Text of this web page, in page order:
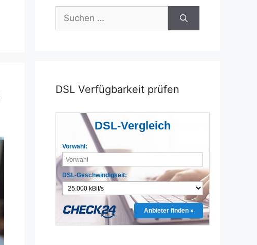
Suchen
nach:
DSL Verfügbarkeit prüfen
DSL-Vergleich
Vorwahl:
DSL-Geschwindigkeit:
Anbieter finden »